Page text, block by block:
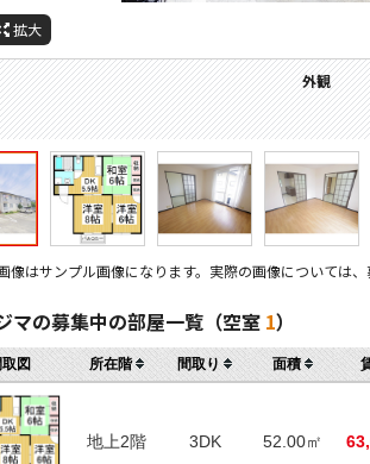
拡大
外観
拡大
間取
間取り
拡大
居間
拡大
居間
拡大
キッチン
拡大
キッチン
拡大
キッチン
拡大
寝室
拡大
寝室
拡大
寝室
拡大
寝室
拡大
寝室
拡大
風呂
拡大
風呂
拡大
トイレ
拡大
収納
拡大
収納
拡大
洗面
拡大
バルコニー
拡大
設備
拡大
玄関
拡大
玄関
拡大
その他画像
拡大
周辺施設：ホームセ
拡大
周辺施設：ドラック
拡大
周辺施設：ショッピン
拡大
周辺施設：スーパ
拡大
周辺施設：病院
拡大
周辺施設：公園
像はサンプル画像になります。実際の画像については
マの募集中の部屋一覧（空室 1）
取図 所在階 間取り 面積
地上2階 3DK 52.00㎡